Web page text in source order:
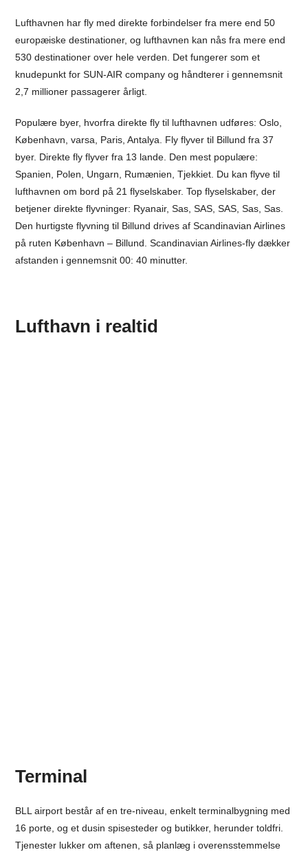
Lufthavnen har fly med direkte forbindelser fra mere end 50
europæiske destinationer, og lufthavnen kan nås fra mere end
530 destinationer over hele verden. Det fungerer som et
knudepunkt for SUN-AIR company og håndterer i gennemsnit
2,7 millioner passagerer årligt.
Populære byer, hvorfra direkte fly til lufthavnen udføres: Oslo,
København, varsa, Paris, Antalya. Fly flyver til Billund fra 37
byer. Direkte fly flyver fra 13 lande. Den mest populære:
Spanien, Polen, Ungarn, Rumænien, Tjekkiet. Du kan flyve til
lufthavnen om bord på 21 flyselskaber. Top flyselskaber, der
betjener direkte flyvninger: Ryanair, Sas, SAS, SAS, Sas, Sas.
Den hurtigste flyvning til Billund drives af Scandinavian Airlines
på ruten København – Billund. Scandinavian Airlines-fly dækker
afstanden i gennemsnit 00: 40 minutter.
Lufthavn i realtid
Terminal
BLL airport består af en tre-niveau, enkelt terminalbygning med
16 porte, og et dusin spisesteder og butikker, herunder toldfri.
Tjenester lukker om aftenen, så planlæg i overensstemmelse